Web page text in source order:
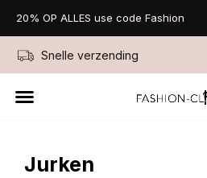
Niet goed geld terug
20% OP ALLES use code Fashion
Jurken